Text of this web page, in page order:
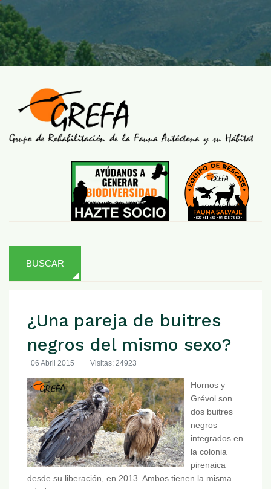
BUSCAR
¿Una pareja de buitres
negros del mismo sexo?
06 Abril 2015 Visitas: 24923
Hornos y
Grévol son
dos buitres
negros
integrados en
la colonia
pirenaica
desde su liberación, en 2013. Ambos tienen la misma